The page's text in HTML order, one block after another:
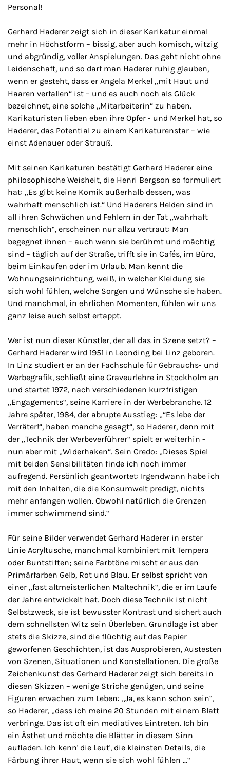
Personal!
Gerhard Haderer zeigt sich in dieser Karikatur einmal
mehr in Höchstform – bissig, aber auch komisch, witzig
und abgründig, voller Anspielungen. Das geht nicht ohne
Leidenschaft, und so darf man Haderer ruhig glauben,
wenn er gesteht, dass er Angela Merkel „mit Haut und
Haaren verfallen“ ist – und es auch noch als Glück
bezeichnet, eine solche „Mitarbeiterin“ zu haben.
Karikaturisten lieben eben ihre Opfer - und Merkel hat, so
Haderer, das Potential zu einem Karikaturenstar – wie
einst Adenauer oder Strauß.
Mit seinen Karikaturen bestätigt Gerhard Haderer eine
philosophische Weisheit, die Henri Bergson so formuliert
hat: „Es gibt keine Komik außerhalb dessen, was
wahrhaft menschlich ist.“ Und Haderers Helden sind in
all ihren Schwächen und Fehlern in der Tat „wahrhaft
menschlich“, erscheinen nur allzu vertraut: Man
begegnet ihnen – auch wenn sie berühmt und mächtig
sind – täglich auf der Straße, trifft sie in Cafés, im Büro,
beim Einkaufen oder im Urlaub. Man kennt die
Wohnungseinrichtung, weiß, in welcher Kleidung sie
sich wohl fühlen, welche Sorgen und Wünsche sie haben.
Und manchmal, in ehrlichen Momenten, fühlen wir uns
ganz leise auch selbst ertappt.
Wer ist nun dieser Künstler, der all das in Szene setzt? –
Gerhard Haderer wird 1951 in Leonding bei Linz geboren.
In Linz studiert er an der Fachschule für Gebrauchs- und
Werbegrafik, schließt eine Graveurlehre in Stockholm an
und startet 1972, nach verschiedenen kurzfristigen
„Engagements“, seine Karriere in der Werbebranche. 12
Jahre später, 1984, der abrupte Ausstieg: „“Es lebe der
Verräter!“, haben manche gesagt“, so Haderer, denn mit
der „Technik der Werbeverführer“ spielt er weiterhin -
nun aber mit „Widerhaken“. Sein Credo: „Dieses Spiel
mit beiden Sensibilitäten finde ich noch immer
aufregend. Persönlich geantwortet: Irgendwann habe ich
mit den Inhalten, die die Konsumwelt predigt, nichts
mehr anfangen wollen. Obwohl natürlich die Grenzen
immer schwimmend sind.“
Für seine Bilder verwendet Gerhard Haderer in erster
Linie Acryltusche, manchmal kombiniert mit Tempera
oder Buntstiften; seine Farbtöne mischt er aus den
Primärfarben Gelb, Rot und Blau. Er selbst spricht von
einer „fast altmeisterlichen Maltechnik“, die er im Laufe
der Jahre entwickelt hat. Doch diese Technik ist nicht
Selbstzweck, sie ist bewusster Kontrast und sichert auch
dem schnellsten Witz sein Überleben. Grundlage ist aber
stets die Skizze, sind die flüchtig auf das Papier
geworfenen Geschichten, ist das Ausprobieren, Austesten
von Szenen, Situationen und Konstellationen. Die große
Zeichenkunst des Gerhard Haderer zeigt sich bereits in
diesen Skizzen – wenige Striche genügen, und seine
Figuren erwachen zum Leben: „Ja, es kann schon sein“,
so Haderer, „dass ich meine 20 Stunden mit einem Blatt
verbringe. Das ist oft ein mediatives Eintreten. Ich bin
ein Ästhet und möchte die Blätter in diesem Sinn
aufladen. Ich kenn' die Leut', die kleinsten Details, die
Färbung ihrer Haut, wenn sie sich wohl fühlen …“